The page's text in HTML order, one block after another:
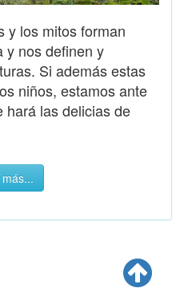
y los mitos forman
y nos definen y
Si además estas
niños, estamos ante
hará las delicias de